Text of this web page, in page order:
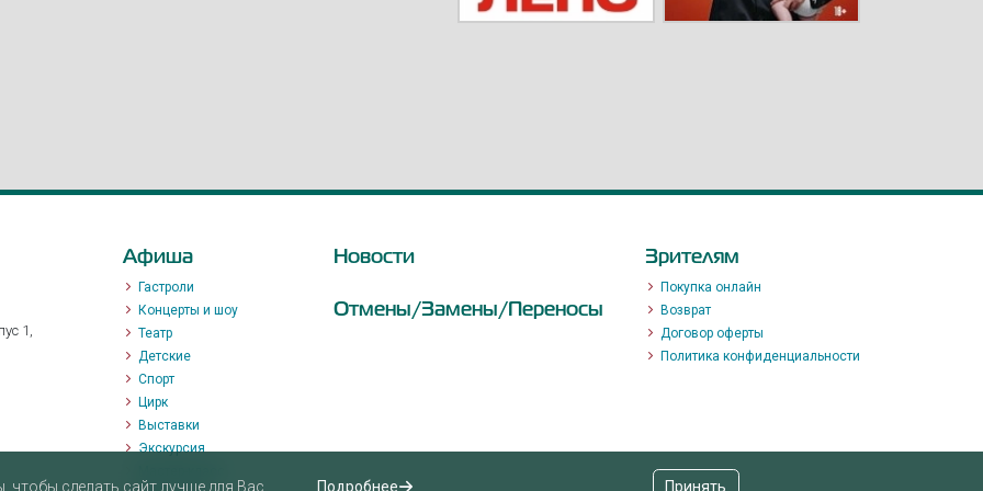
1,
Афиша
Гастроли
Концерты и шоу
Театр
Детские
Спорт
Цирк
Выставки
Экскурсия
Новости
Отмены/Замены/Переносы
Зрителям
Покупка онлайн
Возврат
Договор оферты
Политика конфиденциальности
сделать сайт лучше для Вас. Подробнее Принять